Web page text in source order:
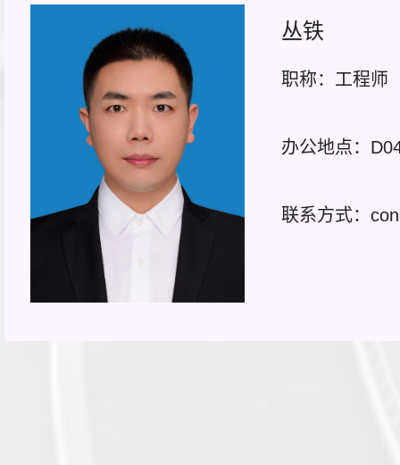
丛铁
职称：工程师
办公地点：
联系方式：